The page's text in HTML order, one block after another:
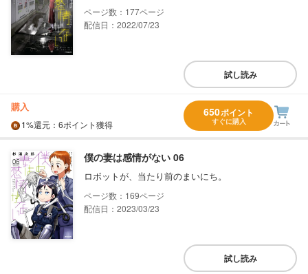
177
配信日：2022/07/23
試し読み
購入
1%還元 ：6ポイント獲得
650ポイント
すぐに購入
僕の妻は感情がない 06
ロボットが、当たり前のまいにち。
169
配信日：2023/03/23
試し読み